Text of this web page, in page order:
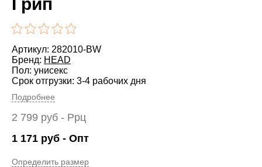
Артикул: 282010-BW
Бренд: HEAD
Пол: унисекс
Срок отгрузки: 3-4 рабочих дня
Подробнее
2 799 руб - Ррц
1 171 руб - Опт
Определить размер